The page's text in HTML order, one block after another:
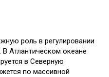
роль в регулировании
Атлантическом океане
в Северную
по массивной